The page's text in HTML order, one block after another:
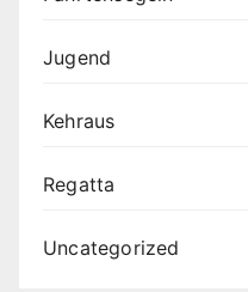
Jugend
Kehraus
Regatta
Uncategorized